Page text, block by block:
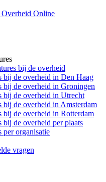
Overheid Online
bij de overheid
bij de overheid in Den Haag
bij de overheid in Groningen
bij de overheid in Utrecht
bij de overheid in Amsterdam
bij de overheid in Rotterdam
bij de overheid per plaats
per organisatie
vragen